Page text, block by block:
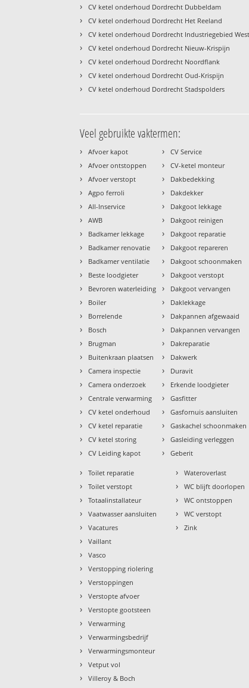
› CV ketel onderhoud Dordrecht Dubbeldam
› CV ketel onderhoud Dordrecht Het Reeland
› CV ketel onderhoud Dordrecht Industriegebied West
› CV ketel onderhoud Dordrecht Nieuw-Krispijn
› CV ketel onderhoud Dordrecht Noordflank
› CV ketel onderhoud Dordrecht Oud-Krispijn
› CV ketel onderhoud Dordrecht Stadspolders
Veel gebruikte vaktermen:
› Afvoer kapot
› Afvoer ontstoppen
› Afvoer verstopt
› Agpo ferroli
› All-Inservice
› AWB
› Badkamer lekkage
› Badkamer renovatie
› Badkamer ventilatie
› Beste loodgieter
› Bevroren waterleiding
› Boiler
› Borrelende
› Bosch
› Brugman
› Buitenkraan plaatsen
› Camera inspectie
› Camera onderzoek
› Centrale verwarming
› CV ketel onderhoud
› CV ketel reparatie
› CV ketel storing
› CV Leiding kapot
› CV Service
› CV-ketel monteur
› Dakbedekking
› Dakdekker
› Dakgoot lekkage
› Dakgoot reinigen
› Dakgoot reparatie
› Dakgoot repareren
› Dakgoot schoonmaken
› Dakgoot verstopt
› Dakgoot vervangen
› Daklekkage
› Dakpannen afgewaaid
› Dakpannen vervangen
› Dakreparatie
› Dakwerk
› Duravit
› Erkende loodgieter
› Gasfitter
› Gasfornuis aansluiten
› Gaskachel schoonmaken
› Gasleiding verleggen
› Geberit
› Toilet reparatie
› Toilet verstopt
› Totaalinstallateur
› Vaatwasser aansluiten
› Vacatures
› Vaillant
› Vasco
› Verstopping riolering
› Verstoppingen
› Verstopte afvoer
› Verstopte gootsteen
› Verwarming
› Verwarmingsbedrijf
› Verwarmingsmonteur
› Vetput vol
› Villeroy & Boch
› Wateroverlast
› WC blijft doorlopen
› WC ontstoppen
› WC verstopt
› Zink